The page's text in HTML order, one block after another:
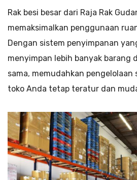
Rak besi besar dari Raja Rak
memaksimalkan penggunaan
Dengan sistem penyimpanan
menyimpan lebih banyak barang
sama, memudahkan
toko Anda tetap teratur dan